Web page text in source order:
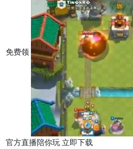
免费领
官方直播陪你玩 立即下载